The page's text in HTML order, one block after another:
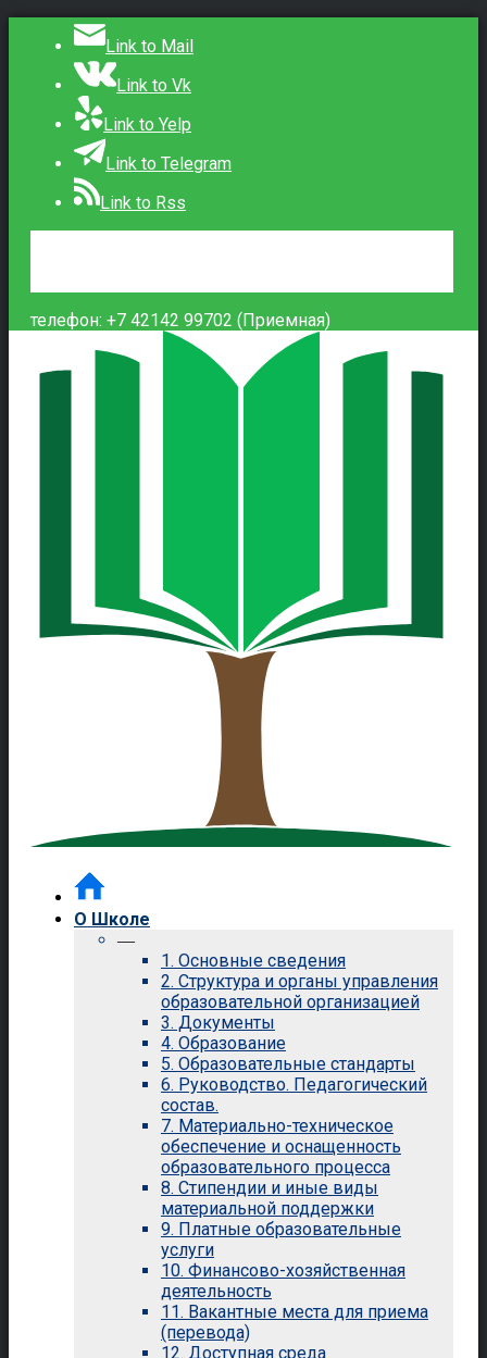
Link to Mail
Link to Vk
Link to Yelp
Link to Telegram
Link to Rss
телефон: +7 42142 99702 (Приемная)
О Школе
—
1. Основные сведения
2. Структура и органы управления
образовательной организацией
3. Документы
4. Образование
5. Образовательные стандарты
6. Руководство. Педагогический
состав.
7. Материально-техническое
обеспечение и оснащенность
образовательного процесса
8. Стипендии и иные виды
материальной поддержки
9. Платные образовательные
услуги
10. Финансово-хозяйственная
деятельность
11. Вакантные места для приема
(перевода)
12. Доступная среда